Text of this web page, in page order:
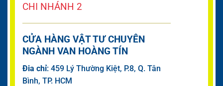
CHI NHÁNH 2
CỬA HÀNG VẬT TƯ CHUYÊN
NGÀNH VAN HOÀNG TÍN
Đia chỉ: 459 Lý Thường Kiệt, P.8, Q. Tân
Bình, TP. HCM